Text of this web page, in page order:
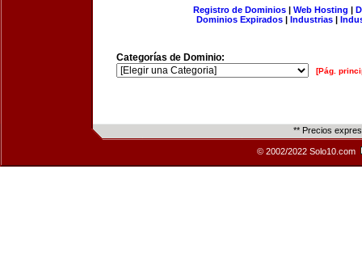
Registro de Dominios| Web Hosting |
Dominios Expirados | Industrias |
Categorías de Dominio:
[Pág.
** Precios
© 2002/2022 Solo10.com